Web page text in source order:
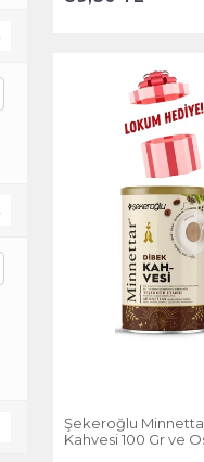
Şekeroğlu
Kahvesi 100 Gr ve